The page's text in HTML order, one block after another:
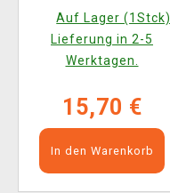
Auf Lager (1Stck)
Lieferung in 2-5
Werktagen.
15,70 €
In den Warenkorb